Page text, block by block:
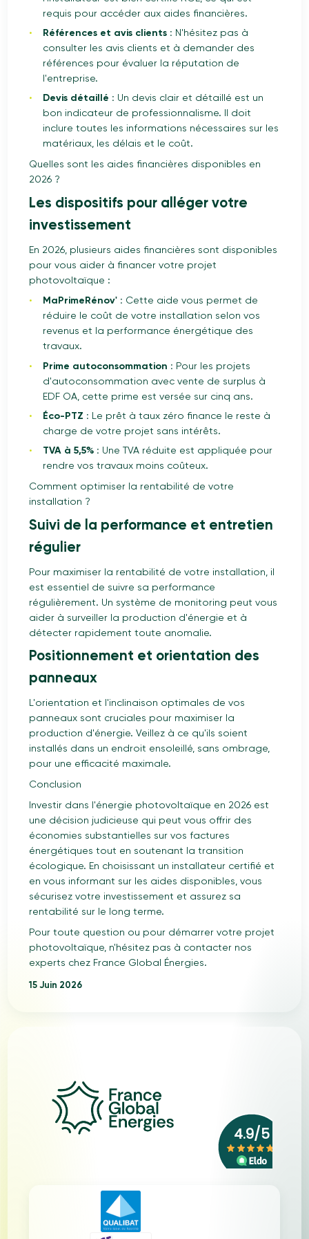
requis pour accéder aux aides financières.
Références et avis clients : N'hésitez pas à
consulter les avis clients et à demander des
références pour évaluer la réputation de
l'entreprise.
Devis détaillé : Un devis clair et détaillé est un
bon indicateur de professionnalisme. Il doit
inclure toutes les informations nécessaires sur les
matériaux, les délais et le coût.
Quelles sont les aides financières disponibles en
2026 ?
Les dispositifs pour alléger votre
investissement
En 2026, plusieurs aides financières sont disponibles
pour vous aider à financer votre projet
photovoltaïque :
MaPrimeRénov' : Cette aide vous permet de
réduire le coût de votre installation selon vos
revenus et la performance énergétique des
travaux.
Prime autoconsommation : Pour les projets
d'autoconsommation avec vente de surplus à
EDF OA, cette prime est versée sur cinq ans.
Éco-PTZ : Le prêt à taux zéro finance le reste à
charge de votre projet sans intérêts.
TVA à 5,5% : Une TVA réduite est appliquée pour
rendre vos travaux moins coûteux.
Comment optimiser la rentabilité de votre
installation ?
Suivi de la performance et entretien
régulier
Pour maximiser la rentabilité de votre installation, il
est essentiel de suivre sa performance
régulièrement. Un système de monitoring peut vous
aider à surveiller la production d'énergie et à
détecter rapidement toute anomalie.
Positionnement et orientation des
panneaux
L'orientation et l'inclinaison optimales de vos
panneaux sont cruciales pour maximiser la
production d'énergie. Veillez à ce qu'ils soient
installés dans un endroit ensoleillé, sans ombrage,
pour une efficacité maximale.
Conclusion
Investir dans l'énergie photovoltaïque en 2026 est
une décision judicieuse qui peut vous offrir des
économies substantielles sur vos factures
énergétiques tout en soutenant la transition
écologique. En choisissant un installateur certifié et
en vous informant sur les aides disponibles, vous
sécurisez votre investissement et assurez sa
rentabilité sur le long terme.
Pour toute question ou pour démarrer votre projet
photovoltaïque, n'hésitez pas à contacter nos
experts chez France Global Énergies.
15 Juin 2026